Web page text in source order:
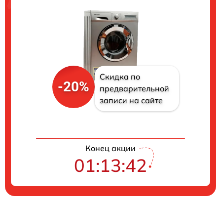
-20%
Скидка по
предварительной
записи на сайте
Конец акции
01:13:42